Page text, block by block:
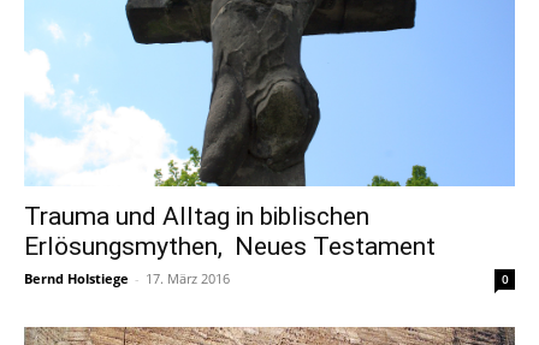
Trauma und Alltag in biblischen
Erlösungsmythen, Neues Testament
Bernd Holstiege - 17. März 2016 0